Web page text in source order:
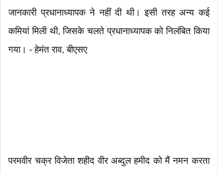
जानकारी प्रधानाध्यापक ने नहीं दी थी। इसी तरह अन्य कई
कमियां मिली थी, जिसके चलते प्रधानाध्यापक को निलंबित किया
गया। - हेमंत राव, बीएसए
परमवीर चक्र विजेता शहीद वीर अब्दुल हमीद को मैं नमन करता